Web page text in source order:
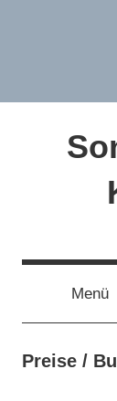
Menü
Preise /